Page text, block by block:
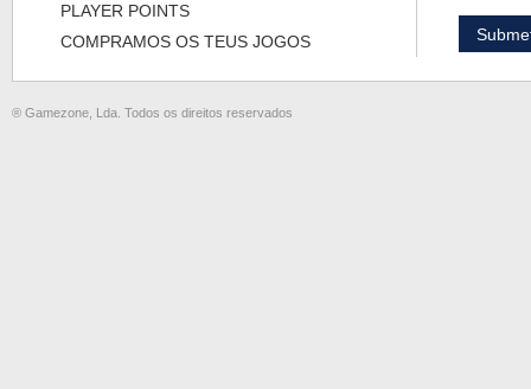
PLAYER POINTS
COMPRAMOS OS TEUS JOGOS
® Gamezone, Lda. Todos os direitos reservados